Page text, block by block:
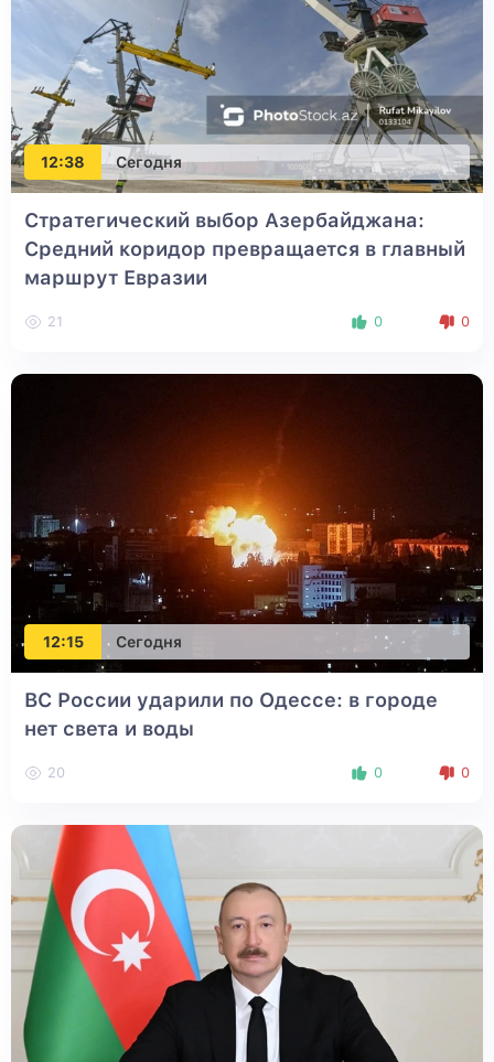
12:38 Сегодня
Стратегический выбор Азербайджана:
Средний коридор превращается в главный
маршрут Евразии
21 0 0
12:15 Сегодня
ВС России ударили по Одессе: в городе
нет света и воды
20 0 0